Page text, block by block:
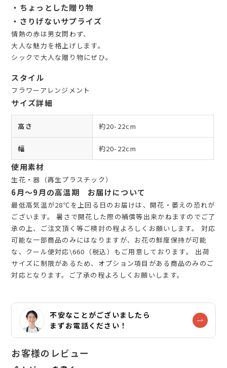
・ちょっとした贈り物
・さりげないサプライズ
情熱の赤は男女問わず、
大人な魅力を格上げします。
シックで大人な贈り物にぜひ。
スタイル
フラワーアレンジメント
サイズ詳細
高さ 約20-22cm
幅 約20-22cm
使用素材
生花・器（再生プラスチック）
6月～9月の高温期 お届けについて
最低高気温が28℃を上回る日のお届けは、開花・萎えの恐れが
ございます。 暑さで開花した際の補償等出来かねますのでご了
承の上、ご注文頂く等ご検討の程よろしくお願いします。 対応
可能な一部商品のみにはなりますが、お花の鮮度保持が可能
な、クール便対応\660（税込）もご用意しております。 出荷
サイズに制限があるため、オプション項目がある商品のみのご
対応となります。ご了承の程よろしくお願いします。
不安なことがございましたら
まずお電話ください！